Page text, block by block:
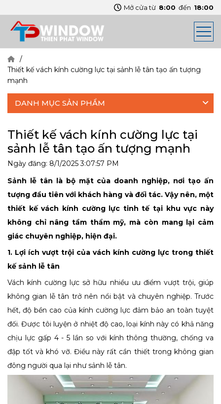
Mở cửa từ 8:00 đến 18:00
Thiết kế vách kính cường lực tại sảnh lễ tân tạo ấn tượng
mạnh
DANH MỤC SẢN PHẨM
Thiết kế vách kính cường lực tại
sảnh lễ tân tạo ấn tượng mạnh
Ngày đăng: 8/1/2025 3:07:57 PM
Sảnh lễ tân là bộ mặt của doanh nghiệp, nơi tạo ấn
tượng đầu tiên với khách hàng và đối tác. Vậy nên, một
thiết kế vách kính cường lực tinh tế tại khu vực này
không chỉ nâng tầm thẩm mỹ, mà còn mang lại cảm
giác chuyên nghiệp, hiện đại.
1. Lợi ích vượt trội của vách kính cường lực trong thiết
kế sảnh lễ tân
Vách kính cường lực sở hữu nhiều ưu điểm vượt trội, giúp
không gian lễ tân trở nên nổi bật và chuyên nghiệp. Trước
hết, độ bền cao của kính cường lực đảm bảo an toàn tuyệt
đối. Được tôi luyện ở nhiệt độ cao, loại kính này có khả năng
chịu lực gấp 4 - 5 lần so với kính thông thường, chống va
đập tốt và khó vỡ. Điều này rất cần thiết trong không gian
đông người qua lại như sảnh lễ tân.